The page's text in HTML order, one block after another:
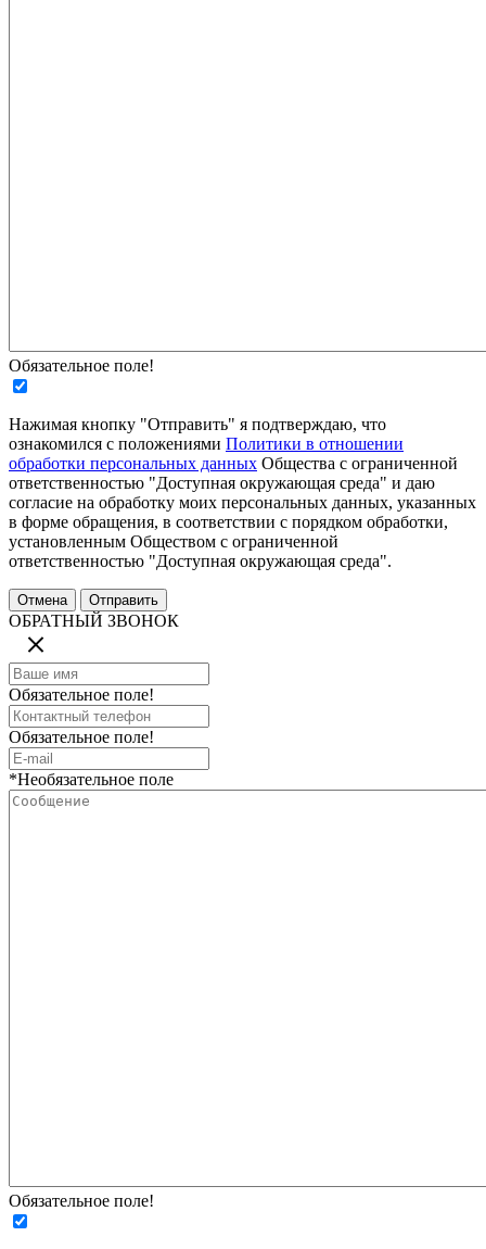
Обязательное поле!
Нажимая кнопку "Отправить" я подтверждаю, что
ознакомился с положениями Политики в отношении
обработки персональных данных Общества с ограниченной
ответственностью "Доступная окружающая среда" и даю
согласие на обработку моих персональных данных, указанных
в форме обращения, в соответствии с порядком обработки,
установленным Обществом с ограниченной
ответственностью "Доступная окружающая среда".
ОБРАТНЫЙ ЗВОНОК
Обязательное поле!
Обязательное поле!
*Необязательное поле
Обязательное поле!